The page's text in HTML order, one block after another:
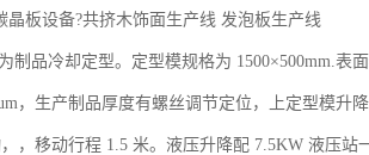
板设备?共挤木饰面生产线 发泡板生产线
制品冷却定型。定型模规格为 1500×500mm.表
，生产制品厚度有螺丝调节定位，上定型模升
，移动行程 1.5 米。液压升降配 7.5KW 液压站